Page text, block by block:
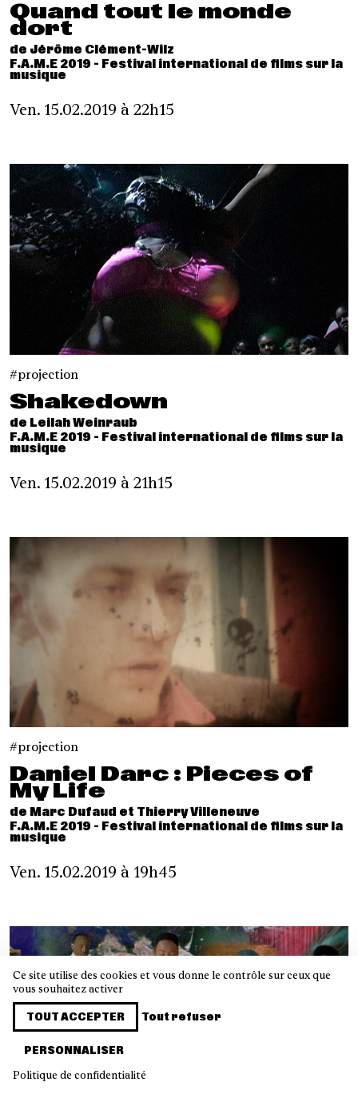
Bienvenue dans les archives de la Gaîté Lyrique
Quand tout le monde
dort
de Jérôme Clément-Wilz
F.A.M.E 2019 - Festival international de films sur la
musique
Ven. 15.02.2019 à 22h15
projection
Shakedown
de Leilah Weinraub
F.A.M.E 2019 - Festival international de films sur la
musique
Ven. 15.02.2019 à 21h15
projection
Daniel Darc : Pieces of
My Life
de Marc Dufaud et Thierry Villeneuve
F.A.M.E 2019 - Festival international de films sur la
musique
Ven. 15.02.2019 à 19h45
Ce site utilise des cookies et vous donne le contrôle sur ceux que
vous souhaitez activer
TOUT ACCEPTER Tout refuser
PERSONNALISER
Politique de confidentialité